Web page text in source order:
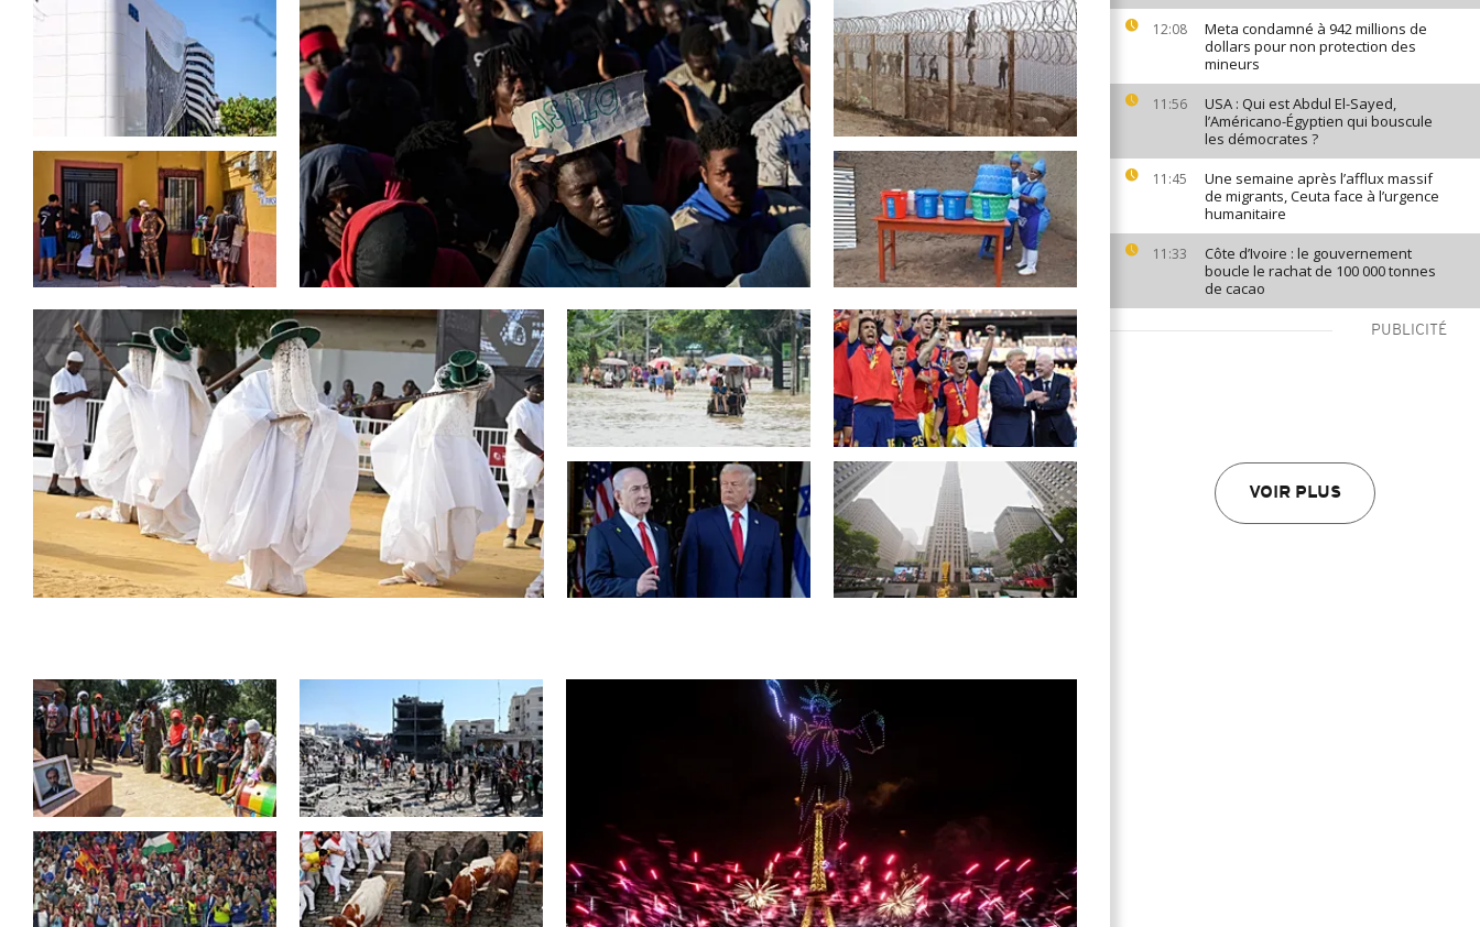
12:08
Meta condamné à 942 millions de
dollars pour non protection des
mineurs
11:56
USA : Qui est Abdul El-Sayed,
l’Américano-Égyptien qui bouscule
les démocrates ?
11:45
Une semaine après l’afflux massif
de migrants, Ceuta face à l’urgence
humanitaire
11:33
Côte d’Ivoire : le gouvernement
boucle le rachat de 100 000 tonnes
de cacao
PUBLICITÉ
VOIR PLUS